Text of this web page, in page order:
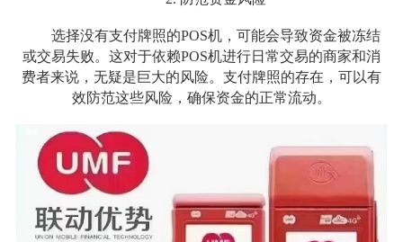
选择没有支付牌照的POS机，可能会导致资金被冻结
或交易失败。这对于依赖POS机进行日常交易的商家和消
费者来说，无疑是巨大的风险。支付牌照的存在，可以有
效防范这些风险，确保资金的正常流动。